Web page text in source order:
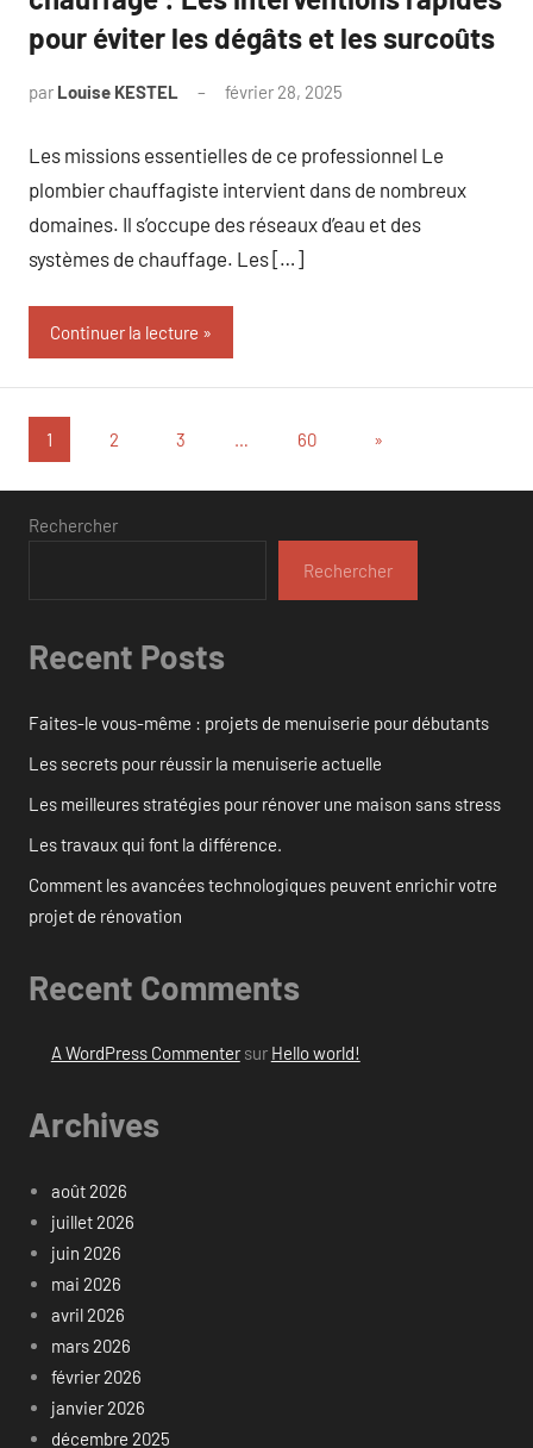
pour éviter les dégâts et les surcoûts
par Louise KESTEL février 28, 2025
Les missions essentielles de ce professionnel Le
plombier chauffagiste intervient dans de nombreux
domaines. Il s’occupe des réseaux d’eau et des
systèmes de chauffage. Les […]
Continuer la lecture
Pagination
des
publications
1 2 3 … 60
Articles
»
Rechercher
Rechercher
Recent Posts
Faites-le vous-même : projets de menuiserie pour débutants
Les secrets pour réussir la menuiserie actuelle
Les meilleures stratégies pour rénover une maison sans stress
Les travaux qui font la différence.
Comment les avancées technologiques peuvent enrichir votre
projet de rénovation
Recent Comments
A WordPress Commentersur Hello world!
Archives
août 2026
juillet 2026
juin 2026
mai 2026
avril 2026
mars 2026
février 2026
janvier 2026
décembre 2025